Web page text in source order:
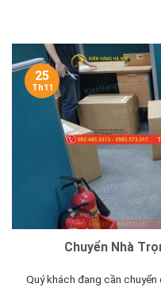
Chuyển Nhà
Quý khách đang cần
25
Th11